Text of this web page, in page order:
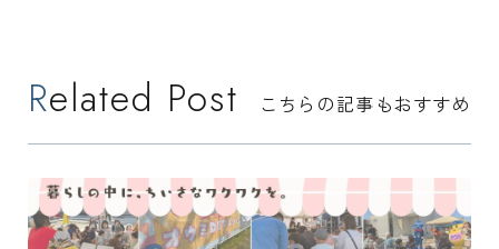
Related Post こちらの記事もおすすめ